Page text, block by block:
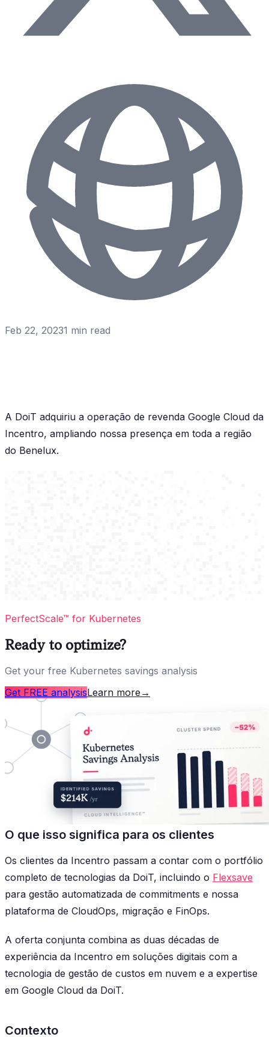
Feb 22, 20231 min read
A DoiT adquiriu a operação de revenda Google Cloud da
Incentro, ampliando nossa presença em toda a região
do Benelux.
PerfectScale™ for Kubernetes
Ready to optimize?
Get your free Kubernetes savings analysis
Get FREE analysisLearn more →
O que isso significa para os clientes
Os clientes da Incentro passam a contar com o portfólio
completo de tecnologias da DoiT, incluindo o Flexsave
para gestão automatizada de commitments e nossa
plataforma de CloudOps, migração e FinOps.
A oferta conjunta combina as duas décadas de
experiência da Incentro em soluções digitais com a
tecnologia de gestão de custos em nuvem e a expertise
em Google Cloud da DoiT.
Contexto